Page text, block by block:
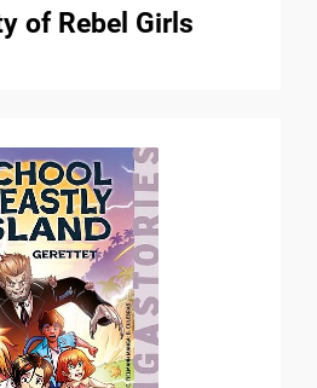
of Rebel Girls